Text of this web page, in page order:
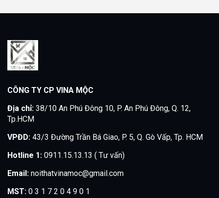
CÔNG TY CP VINA MỘC
Địa chỉ: 38/10 An Phú Đông 10, P. An Phú Đông, Q. 12,
Tp.HCM
VPĐD: 43/3 Đường Trần Bá Giao, P. 5, Q. Gò Vấp, Tp. HCM
Hotline 1: 0911.15.13.13 ( Tư vấn)
Email: noithatvinamoc@gmail.com
MST: 0 3 1 7 2 0 4 9 0 1